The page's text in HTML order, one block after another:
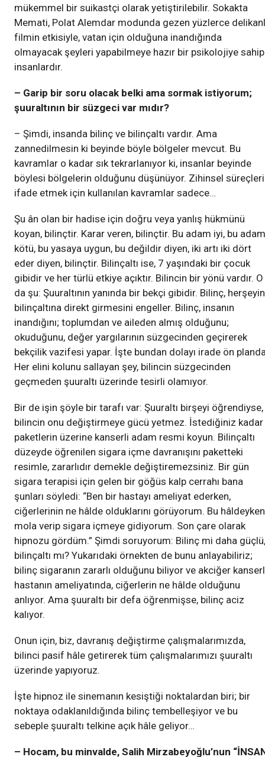
mükemmel bir suikastçi olarak yetiştirilebilir. Sokakta
Memati, Polat Alemdar modunda gezen yüzlerce
filmin etkisiyle, vatan için olduğuna inandığında
olmayacak şeyleri yapabilmeye hazır bir psikolojiye sahip
insanlardır.
– Garip bir soru olacak belki ama sormak istiyorum;
şuuraltının bir süzgeci var mıdır?
– Şimdi, insanda bilinç ve bilinçaltı vardır. Ama
zannedilmesin ki beyinde böyle bölgeler mevcut. Bu
kavramlar o kadar sık tekrarlanıyor ki, insanlar beyinde
böylesi bölgelerin olduğunu düşünüyor. Zihinsel süreçleri
ifade etmek için kullanılan kavramlar sadece…
Şu ân olan bir hadise için doğru veya yanlış hükmünü
koyan, bilinçtir. Karar veren, bilinçtir. Bu adam iyi, bu adam
kötü, bu yasaya uygun, bu değildir diyen, iki artı iki dört
eder diyen, bilinçtir. Bilinçaltı ise, 7 yaşındaki bir çocuk
gibidir ve her türlü etkiye açıktır. Bilincin bir yönü vardır. O
da şu: Şuuraltının yanında bir bekçi gibidir. Bilinç, herşeyin
bilinçaltına direkt girmesini engeller. Bilinç, insanın
inandığını; toplumdan ve aileden almış olduğunu;
okuduğunu, değer yargılarının süzgecinden geçirerek
bekçilik vazifesi yapar. İşte bundan dolayı irade ön
Her elini kolunu sallayan şey, bilincin süzgecinden
geçmeden şuuraltı üzerinde tesirli olamıyor.
Bir de işin şöyle bir tarafı var: Şuuraltı birşeyi öğrendiyse,
bilincin onu değiştirmeye gücü yetmez. İstediğiniz kadar
paketlerin üzerine kanserli adam resmi koyun. Bilinçaltı
düzeyde öğrenilen sigara içme davranışını paketteki
resimle, zararlıdır demekle değiştiremezsiniz. Bir gün
sigara terapisi için gelen bir göğüs kalp cerrahı bana
şunları söyledi: “Ben bir hastayı ameliyat ederken,
ciğerlerinin ne hâlde olduklarını görüyorum. Bu hâldeyken
mola verip sigara içmeye gidiyorum. Son çare olarak
hipnozu gördüm.” Şimdi soruyorum: Bilinç mi daha güçlü,
bilinçaltı mı? Yukarıdaki örnekten de bunu anlayabiliriz;
bilinç sigaranın zararlı olduğunu biliyor ve akciğer
hastanın ameliyatında, ciğerlerin ne hâlde olduğunu
anlıyor. Ama şuuraltı bir defa öğrenmişse, bilinç aciz
kalıyor.
Onun için, biz, davranış değiştirme çalışmalarımızda,
bilinci pasif hâle getirerek tüm çalışmalarımızı şuuraltı
üzerinde yapıyoruz.
İşte hipnoz ile sinemanın kesiştiği noktalardan biri; bir
noktaya odaklanıldığında bilinç tembelleşiyor ve bu
sebeple şuuraltı telkine açık hâle geliyor…
– Hocam, bu minvalde, Salih Mirzabeyoğlu’nun